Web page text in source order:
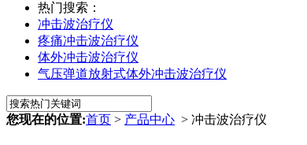
热门搜索：
冲击波治疗仪
疼痛冲击波治疗仪
体外冲击波治疗仪
气压弹道放射式体外冲击波治疗仪
您现在的位置:首页 > 产品中心 > 冲击波治疗仪